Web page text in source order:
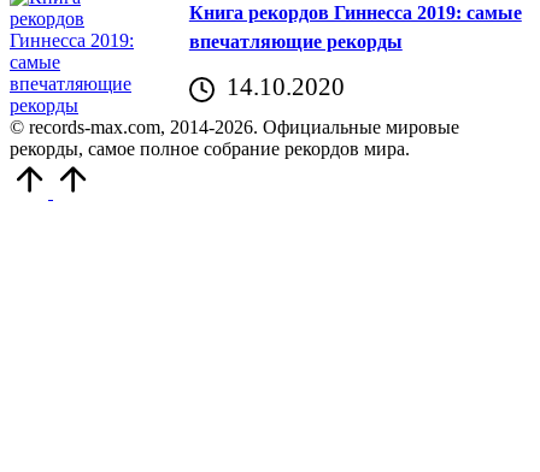
Книга рекордов Гиннесса 2019: самые
впечатляющие рекорды
14.10.2020
© records-max.com, 2014-2026. Официальные мировые
рекорды, самое полное собрание рекордов мира.